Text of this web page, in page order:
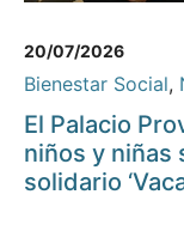
20/07/2026
Bienestar Social,
El Palacio
niños y niñas
solidario